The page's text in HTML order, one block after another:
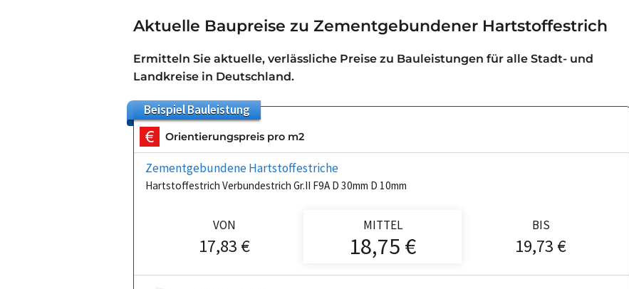
Aktuelle Baupreise zu Zementgebundener Hartstoffestrich
Ermitteln Sie aktuelle, verlässliche Preise zu Bauleistungen für alle Stadt- und
Landkreise in Deutschland.
BeispielBauleistung
Orientierungspreis pro m2
Zementgebundene Hartstoffestriche
Hartstoffestrich Verbundestrich Gr.II F9A D 30mm D 10mm
VON
17,83 €
MITTEL
18,75 €
BIS
19,73 €